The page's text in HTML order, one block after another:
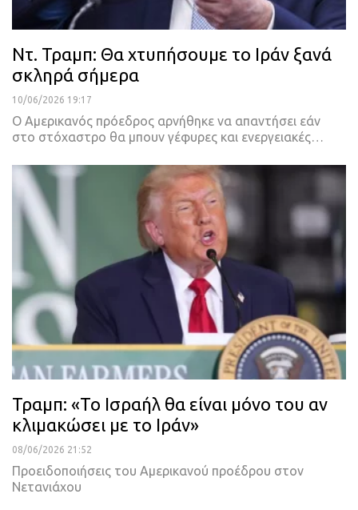
Ντ. Τραμπ: Θα χτυπήσουμε το Ιράν ξανά
σκληρά σήμερα
10/06/2026 19:17
Ο Αμερικανός πρόεδρος αρνήθηκε να απαντήσει εάν
στο στόχαστρο θα μπουν γέφυρες και ενεργειακές…
Τραμπ: «Το Ισραήλ θα είναι μόνο του αν
κλιμακώσει με το Ιράν»
08/06/2026 21:52
Προειδοποιήσεις του Αμερικανού προέδρου στον
Νετανιάχου